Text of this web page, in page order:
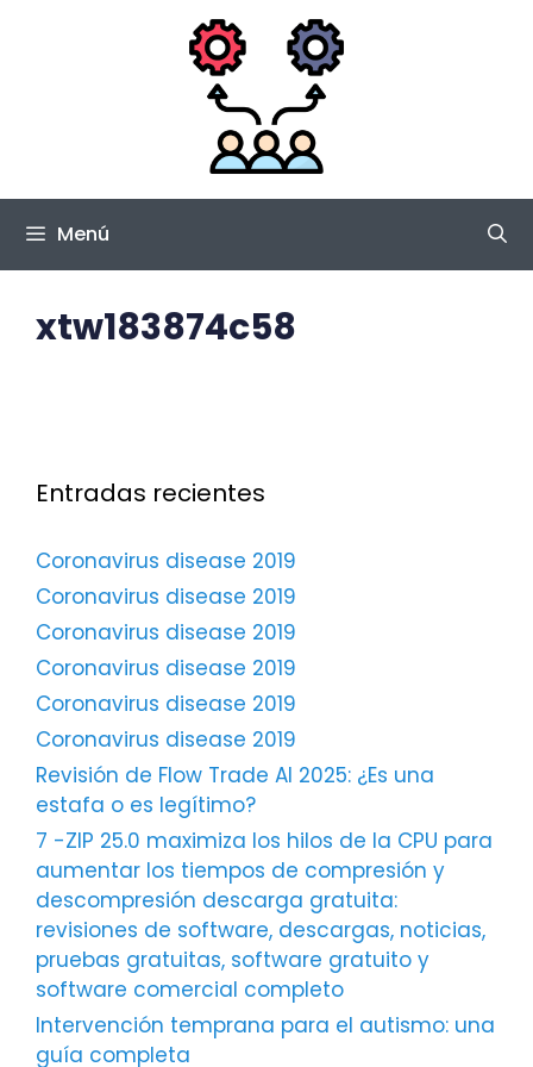
Menú
xtw183874c58
Entradas recientes
Coronavirus disease 2019
Coronavirus disease 2019
Coronavirus disease 2019
Coronavirus disease 2019
Coronavirus disease 2019
Coronavirus disease 2019
Revisión de Flow Trade AI 2025: ¿Es una
estafa o es legítimo?
7 -ZIP 25.0 maximiza los hilos de la CPU para
aumentar los tiempos de compresión y
descompresión descarga gratuita:
revisiones de software, descargas, noticias,
pruebas gratuitas, software gratuito y
software comercial completo
Intervención temprana para el autismo: una
guía completa